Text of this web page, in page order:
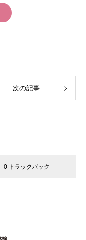
次の記事
0 トラックバック